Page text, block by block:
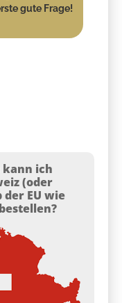
gute Frage!
kann ich
(oder
EU wie